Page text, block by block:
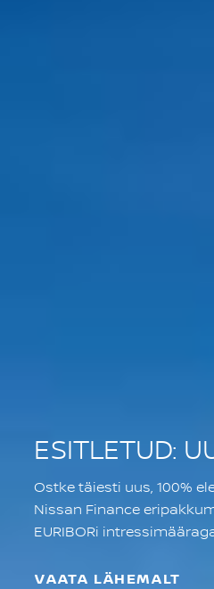
ESITLETUD:
Ostke täiesti uus, 100%
Nissan Finance
EURIBORi
VAATA LÄHEMALT